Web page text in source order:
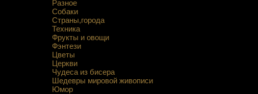
Разное
Собаки
Страны,города
Техника
Фрукты и овощи
Фэнтези
Цветы
Церкви
Чудеса из бисера
Шедевры мировой живописи
Юмор